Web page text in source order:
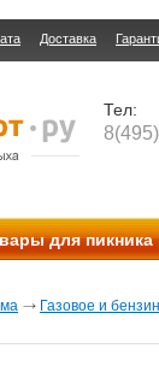
Доставка
Тел:
8(495)
для пикника
Газовое и